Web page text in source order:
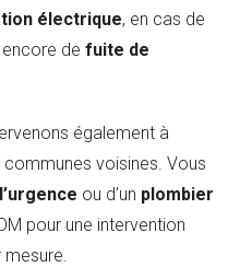
électrique, en cas de
encore de fuite de
également à
communes voisines. Vous
ou d’un plombier
pour une intervention
mesure.